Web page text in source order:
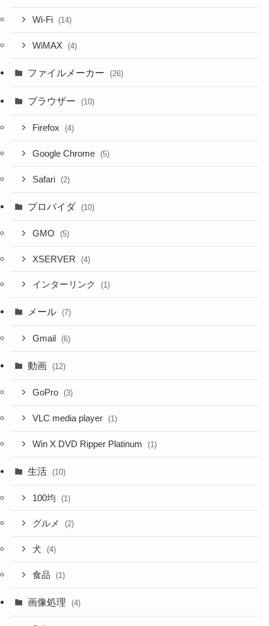
Wi-Fi (14)
WiMAX (4)
ファイルメーカー (26)
ブラウザー (10)
Firefox (4)
Google Chrome (5)
Safari (2)
プロバイダ (10)
GMO (5)
XSERVER (4)
インターリンク (1)
メール (7)
Gmail (6)
動画 (12)
GoPro (3)
VLC media player (1)
Win X DVD Ripper Platinum (1)
生活 (10)
100均 (1)
グルメ (2)
犬 (4)
食品 (1)
画像処理 (4)